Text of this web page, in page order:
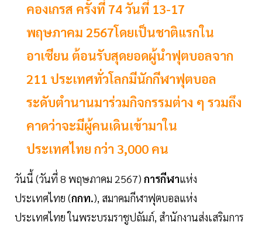
คองเกรส ครั้งที่ 74 วันที่ 13-17
พฤษภาคม 2567โดยเป็นชาติแรกใน
อาเซียน ต้อนรับสุดยอดผู้นำฟุตบอลจาก
211 ประเทศทั่วโลกมีนักกีฬาฟุตบอล
ระดับตำนานมาร่วมกิจกรรมต่าง ๆ รวมถึง
คาดว่าจะมีผู้คนเดินเข้ามาใน
ประเทศไทย กว่า 3,000 คน
วันนี้ (วันที่ 8 พฤษภาคม 2567) การกีฬาแห่ง
ประเทศไทย (กกท.), สมาคมกีฬาฟุตบอลแห่ง
ประเทศไทย ในพระบรมราชูปถัมภ์, สำนักงานส่งเสริมการ